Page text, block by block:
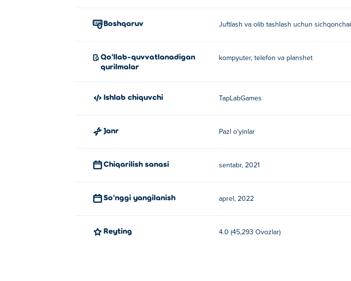
Boshqaruv Juftlash va olib tashlash uchun
Qoʻllab-quvvatlanadigan
qurilmalar
kompyuter, telefon va planshet
Ishlab chiquvchi TapLabGames
Janr Pazl oʻyinlar
Chiqarilish sanasi sentabr, 2021
Soʻnggi yangilanish aprel, 2022
Reyting 4.0 (45,293 Ovozlar)